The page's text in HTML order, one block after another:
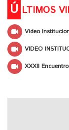
Ú LTIMOS
Video
VIDEO
XXXII